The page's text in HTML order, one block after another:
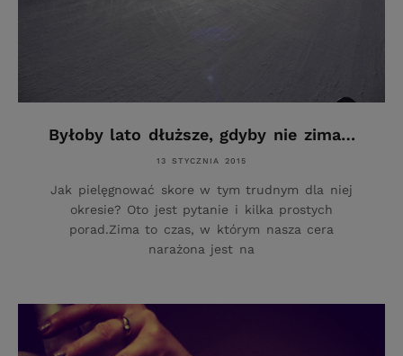
Byłoby lato dłuższe, gdyby nie zima…
13 STYCZNIA 2015
Jak pielęgnować skore w tym trudnym dla niej
okresie? Oto jest pytanie i kilka prostych
porad.Zima to czas, w którym nasza cera
narażona jest na